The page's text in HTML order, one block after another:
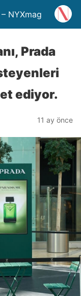
NYXmag
Prada
ediyor.
11 ay önce